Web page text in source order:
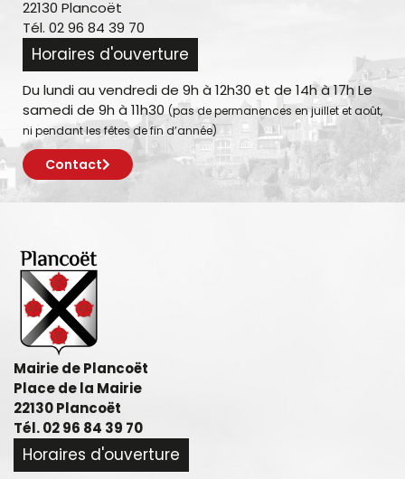
22130 Plancoët
Tél. 02 96 84 39 70
Horaires d'ouverture
Du lundi au vendredi de 9h à 12h30 et de 14h à 17h Le
samedi de 9h à 11h30 (pas de permanences en juillet et août,
ni pendant les fêtes de fin d’année)
Contact
Mairie de Plancoët
Place de la Mairie
22130 Plancoët
Tél. 02 96 84 39 70
Horaires d'ouverture